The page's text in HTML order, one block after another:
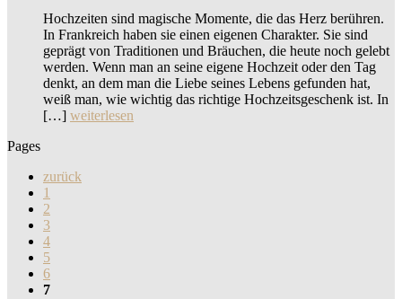
Hochzeiten sind magische Momente, die das Herz berühren.
In Frankreich haben sie einen eigenen Charakter. Sie sind
geprägt von Traditionen und Bräuchen, die heute noch gelebt
werden. Wenn man an seine eigene Hochzeit oder den Tag
denkt, an dem man die Liebe seines Lebens gefunden hat,
weiß man, wie wichtig das richtige Hochzeitsgeschenk ist. In
[…] weiterlesen
Pages
zurück
1
2
3
4
5
6
7